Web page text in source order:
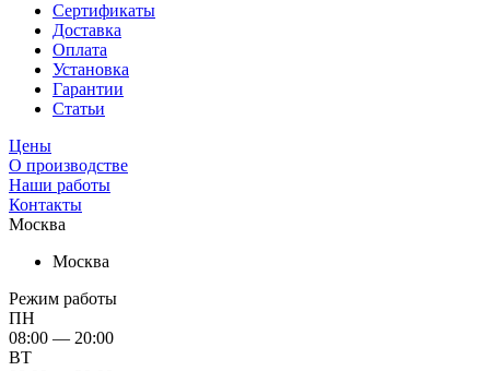
Сертификаты
Доставка
Оплата
Установка
Гарантии
Статьи
Цены
О производстве
Наши работы
Контакты
Москва
Москва
Режим работы
ПН
08:00 — 20:00
ВТ